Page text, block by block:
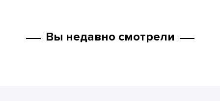
Вы недавно смотрели